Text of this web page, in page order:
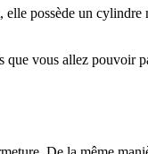
possède un
vous allez pouvoir